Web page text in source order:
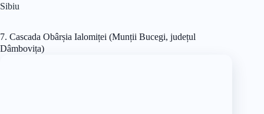
Sibiu
7. Cascada Obârșia Ialomiței (Munții Bucegi, județul
Dâmbovița)